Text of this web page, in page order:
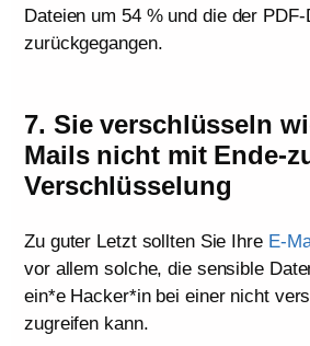
Dateien um 54 % und die der
zurückgegangen.
7. Sie verschlüsseln
Mails nicht mit Ende-
Verschlüsselung
Zu guter Letzt sollten Sie Ihre E-
vor allem solche, die sensible
ein*e Hacker*in bei einer nicht
zugreifen kann.